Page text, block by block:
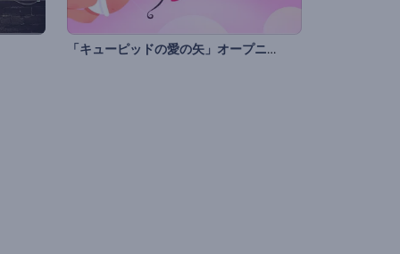
「キューピッドの愛の矢」オープニング動画